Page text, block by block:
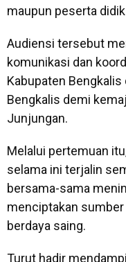
maupun peserta
Audiensi tersebut
komunikasi dan
Kabupaten Bengkalis
Bengkalis demi
Junjungan.
Melalui pertemuan
selama ini terjalin
bersama-sama
menciptakan sumber
berdaya saing.
Turut hadir